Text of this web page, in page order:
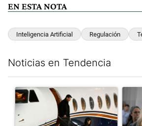
EN ESTA NOTA
Inteligencia Artificial Regulación
Noticias en Tendencia
Un artículo de tendencia con el títuloUn